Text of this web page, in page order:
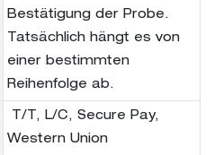
Bestätigung der Probe.
Tatsächlich hängt es von
einer bestimmten
Reihenfolge ab.
T/T, L/C, Secure Pay,
Western Union